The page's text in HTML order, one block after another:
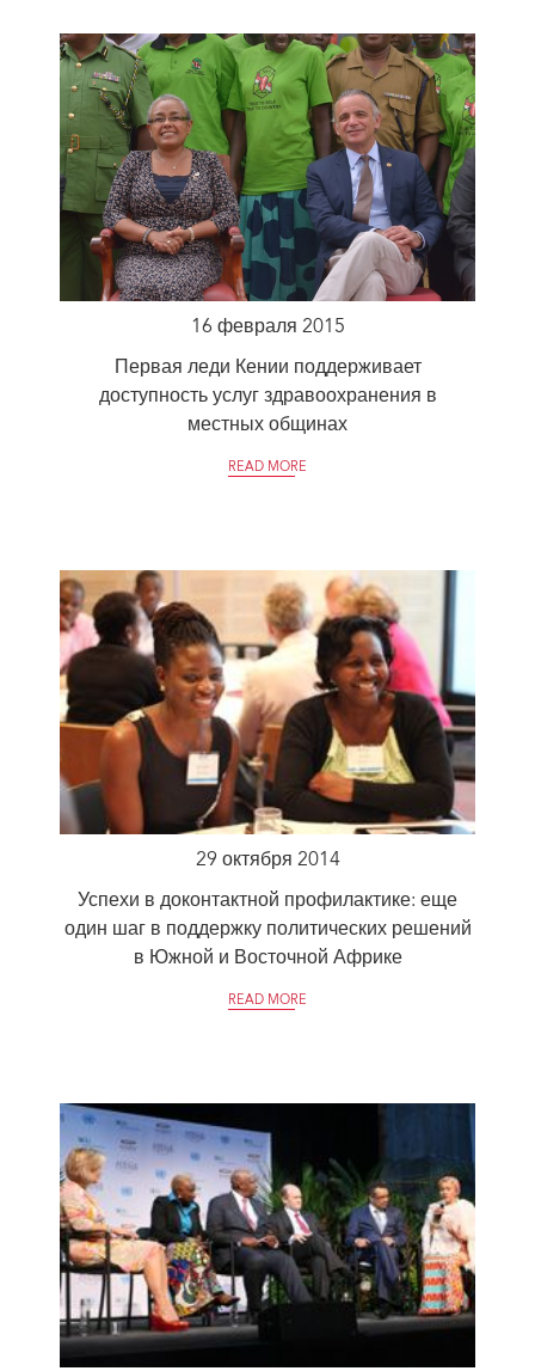
16 февраля 2015
Первая леди Кении поддерживает
доступность услуг здравоохранения в
местных общинах
READ MORE
29 октября 2014
Успехи в доконтактной профилактике: еще
один шаг в поддержку политических решений
в Южной и Восточной Африке
READ MORE